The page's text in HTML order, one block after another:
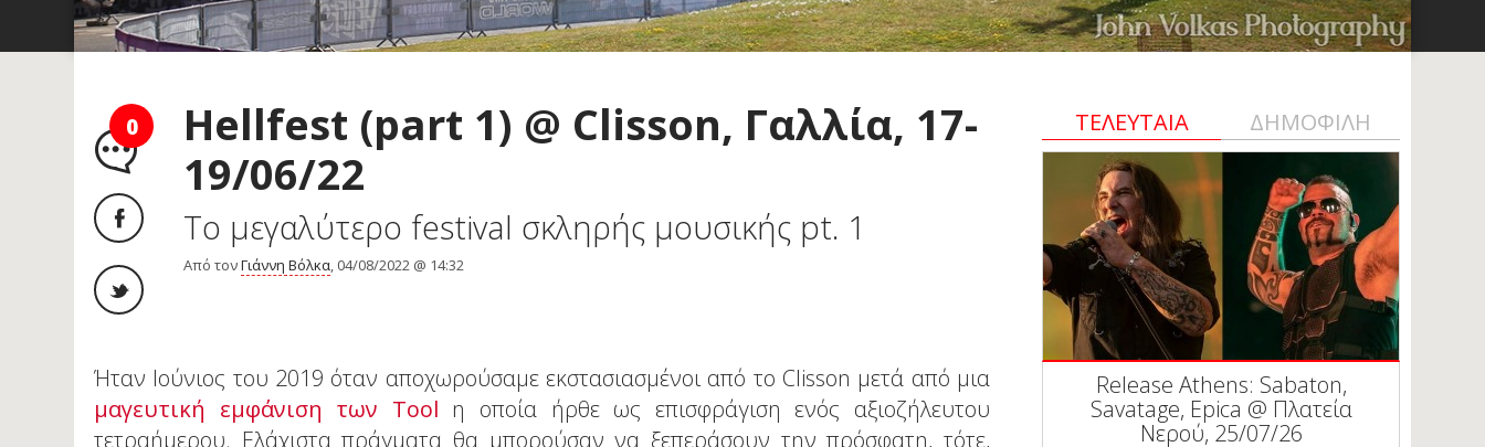
0
Hellfest (part 1) @ Clisson, Γαλλία, 17-
19/06/22
Το μεγαλύτερο festival σκληρής μουσικής pt. 1
Από τονΓιάννη Βόλκα, 04/08/2022 @ 14:32
Ήταν Ιούνιος του 2019 όταν αποχωρούσαμε εκστασιασμένοι από το Clisson μετά από μια
μαγευτική εμφάνιση των Tool η οποία ήρθε ως επισφράγιση ενός αξιοζήλευτου
τετραήμερου. Ελάχιστα πράγματα θα μπορούσαν να ξεπεράσουν την πρόσφατη, τότε,
ΤΕΛΕΥΤΑΙΑ ΔΗΜΟΦΙΛΗ
Release Athens: Sabaton,
Savatage, Epica @ Πλατεία
Νερού, 25/07/26